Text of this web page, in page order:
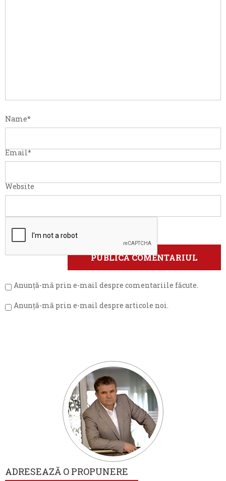
Name*
Email*
Website
Anunță-mă prin e-mail despre comentariile făcute.
Anunță-mă prin e-mail despre articole noi.
ADRESEAZĂ O PROPUNERE